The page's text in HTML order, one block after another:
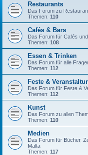
Restaurants
Das Forum zu
Themen: 110
Cafés & Bars
Das Forum für Cafés
Themen: 108
Essen & Trinken
Das Forum für alle
Themen: 112
Feste &
Das Forum für Feste &
Themen: 112
Kunst
Das Forum zu allen
Themen: 110
Medien
Das Forum für Bücher,
Malta
Themen: 117